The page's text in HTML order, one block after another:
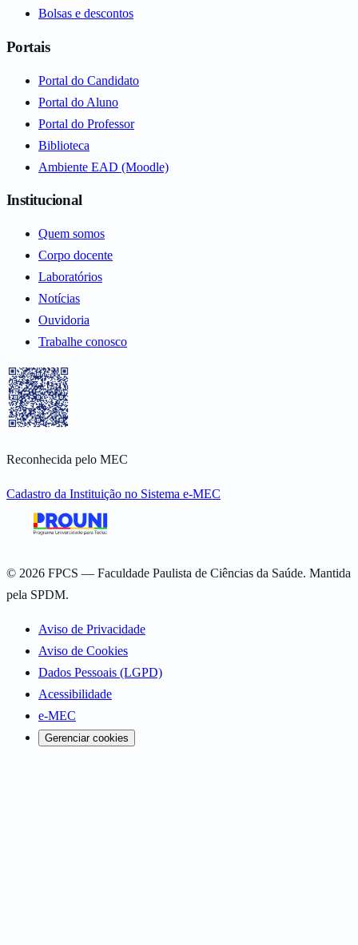
Bolsas e descontos
Portais
Portal do Candidato
Portal do Aluno
Portal do Professor
Biblioteca
Ambiente EAD (Moodle)
Institucional
Quem somos
Corpo docente
Laboratórios
Notícias
Ouvidoria
Trabalhe conosco
Reconhecida pelo MEC
Cadastro da Instituição no Sistema e-MEC
© 2026 FPCS — Faculdade Paulista de Ciências da Saúde. Mantida
pela SPDM.
Aviso de Privacidade
Aviso de Cookies
Dados Pessoais (LGPD)
Acessibilidade
e-MEC
Gerenciar cookies